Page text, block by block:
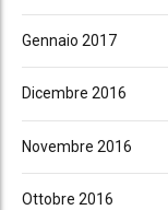
Gennaio 2017
Dicembre 2016
Novembre 2016
Ottobre 2016